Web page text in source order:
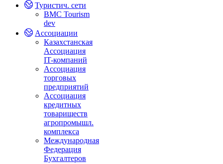
Туристич. сети
BMC Tourism
dev
Ассоциации
Казахстанская
Ассоциация
IT-компаний
Ассоциация
торговых
предприятий
Ассоциация
кредитных
товариществ
агропромышл.
комплекса
Международная
Федерация
Бухгалтеров